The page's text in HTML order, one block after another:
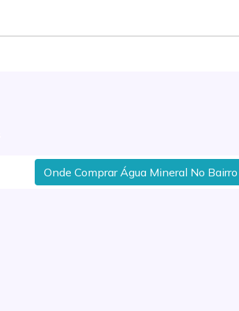
Onde Comprar Água Mineral No Bairro